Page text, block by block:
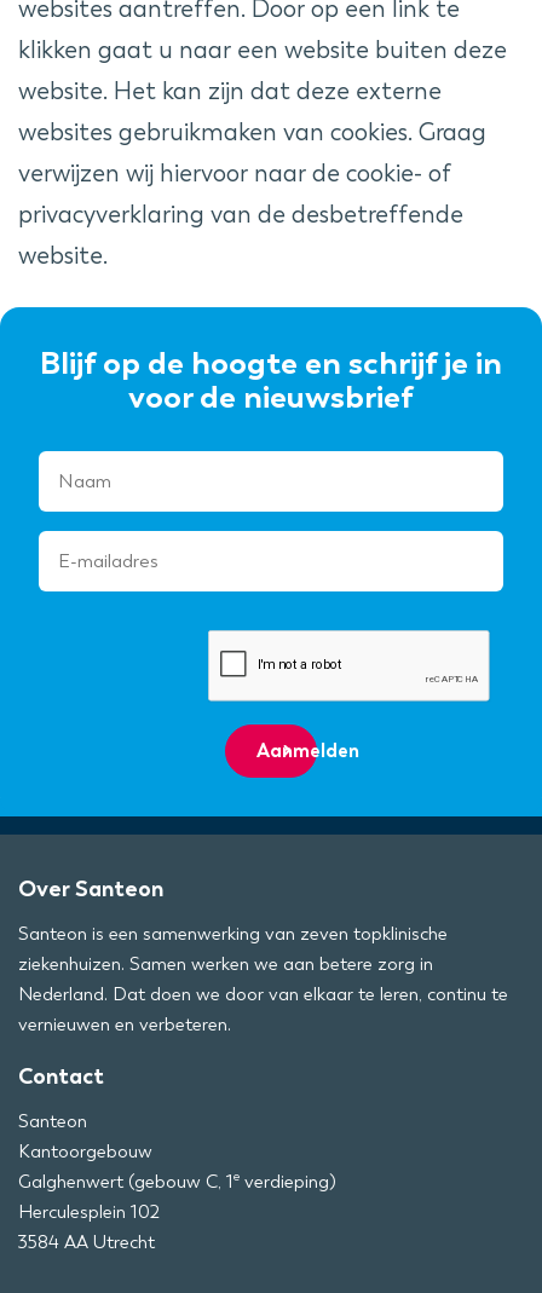
websites aantreffen. Door op een link te
klikken gaat u naar een website buiten deze
website. Het kan zijn dat deze externe
websites gebruikmaken van cookies. Graag
verwijzen wij hiervoor naar de cookie- of
privacyverklaring van de desbetreffende
website.
Blijf op de hoogte en schrijf je in
voor de nieuwsbrief
Aanmelden
Over Santeon
Santeon is een samenwerking van zeven topklinische
ziekenhuizen. Samen werken we aan betere zorg in
Nederland. Dat doen we door van elkaar te leren, continu te
vernieuwen en verbeteren.
Contact
Santeon
Kantoorgebouw
Galghenwert (gebouw C, 1e verdieping)
Herculesplein 102
3584 AA Utrecht